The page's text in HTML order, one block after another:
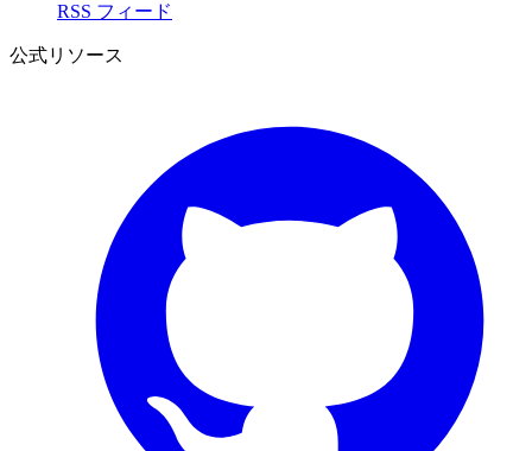
RSS フィード
公式リソース